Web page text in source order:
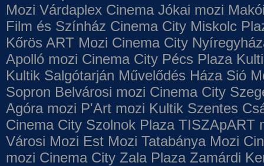
Mozi Várdaplex Cinema Jókai mozi
Film és Színház Cinema City Miskolc
Kőrös ART Mozi Cinema City
Apolló mozi Cinema City Pécs Plaza
Kultik Salgótarján Művelődés Háza Sió
Sopron Belvárosi mozi Cinema City
Agóra mozi P'Art mozi Kultik Szentes
Cinema City Szolnok Plaza TISZApART
Városi Mozi Est Mozi Tatabánya Mozi
mozi Cinema City Zala Plaza Zamárdi